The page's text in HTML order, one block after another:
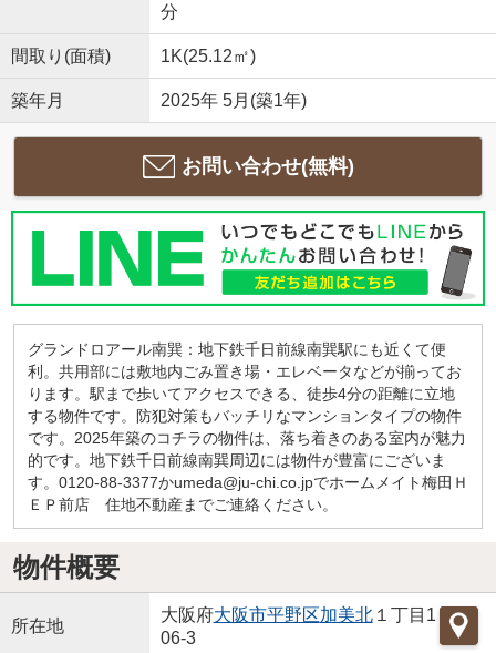
分
間取り(面積) 1K(25.12㎡)
築年月 2025年 5月(築1年)
お問い合わせ(無料)
グランドロアール南巽：地下鉄千日前線南巽駅にも近くて便
利。共用部には敷地内ごみ置き場・エレベータなどが揃ってお
ります。駅まで歩いてアクセスできる、徒歩4分の距離に立地
する物件です。防犯対策もバッチリなマンションタイプの物件
です。2025年築のコチラの物件は、落ち着きのある室内が魅力
的です。地下鉄千日前線南巽周辺には物件が豊富にございま
す。0120-88-3377かumeda@ju-chi.co.jpでホームメイト梅田Ｈ
ＥＰ前店 住地不動産までご連絡ください。
物件概要
所在地
大阪府大阪市平野区加美北１丁目1
06-3